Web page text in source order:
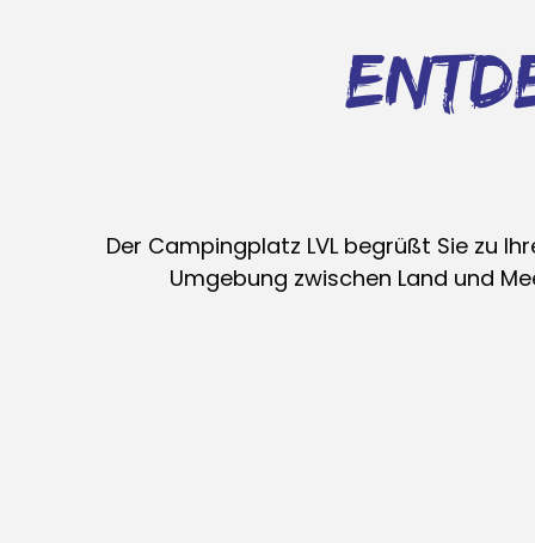
Der Campingplatz LVL begrüßt Sie zu
Umgebung zwischen Land und